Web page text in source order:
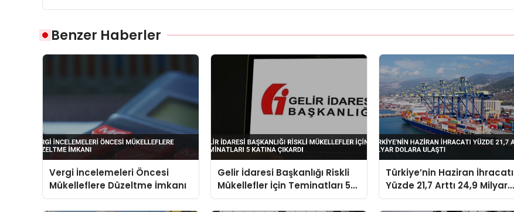
Benzer Haberler
Vergi İncelemeleri Öncesi
Mükelleflere Düzeltme İmkanı
Gelir İdaresi Başkanlığı Riskli
Mükellefler İçin Teminatları 5
Katına Çıkardı
Türkiye’nin Haziran İhracatı
Yüzde 21,7 Arttı 24,9 Milyar
Dolara Ulaştı